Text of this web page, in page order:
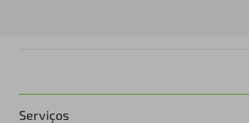
Serviços